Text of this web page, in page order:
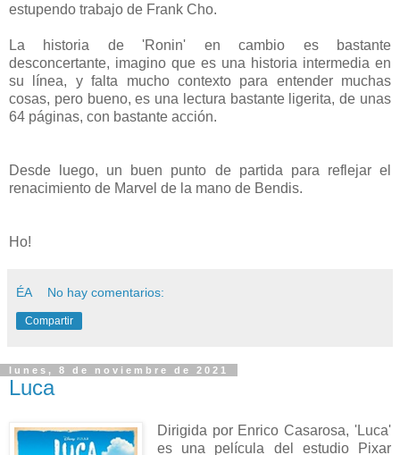
estupendo trabajo de Frank Cho.
La historia de 'Ronin' en cambio es bastante
desconcertante, imagino que es una historia intermedia en
su línea, y falta mucho contexto para entender muchas
cosas, pero bueno, es una lectura bastante ligerita, de unas
64 páginas, con bastante acción.
Desde luego, un buen punto de partida para reflejar el
renacimiento de Marvel de la mano de Bendis.
Ho!
ÉA No hay comentarios:
Compartir
lunes, 8 de noviembre de 2021
Luca
Dirigida por Enrico Casarosa, 'Luca'
es una película del estudio Pixar